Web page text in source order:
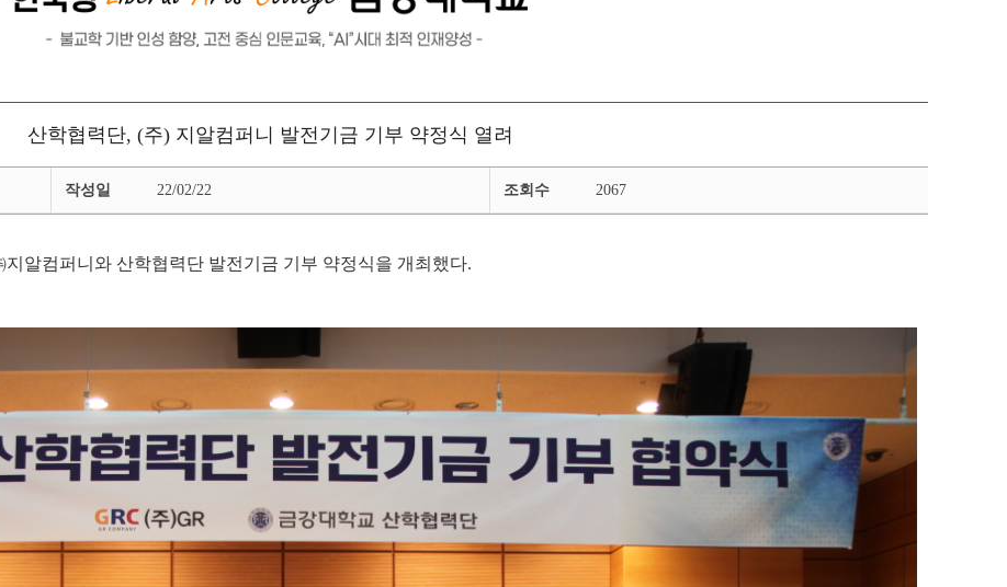
산학협력단, (주) 지알컴퍼니 발전기금 기부 약정식 열려
작성일 22/02/22 조회수 2067
알컴퍼니와 산학협력단 발전기금 기부 약정식을 개최했다.